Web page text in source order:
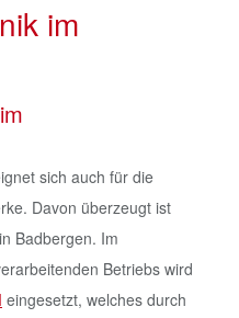
im
sich auch für die
Davon überzeugt ist
Badbergen. Im
Betriebs wird
eingesetzt, welches durch